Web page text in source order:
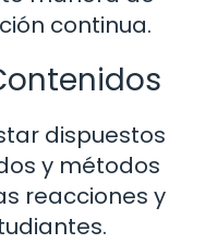
continua.
dispuestos
y métodos
reacciones y